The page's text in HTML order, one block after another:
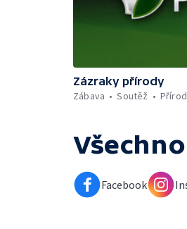
Zázraky přírody
Zábava
Soutěž
Facebook